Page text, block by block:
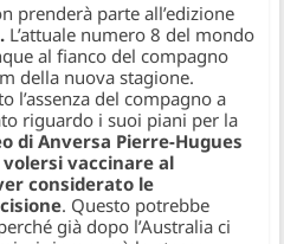
prenderà parte all’edizione
L’attuale numero 8 del mondo
al fianco del compagno
della nuova stagione.
l’assenza del compagno a
riguardo i suoi piani per la
di Anversa Pierre-Hugues
vaccinare al
considerato le
. Questo potrebbe
già dopo l’Australia ci